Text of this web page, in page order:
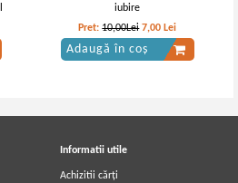
iubire
Pret:10,00Lei 7,00 Lei
Adaugă în coș
Informatii utile
Achizitii cărți